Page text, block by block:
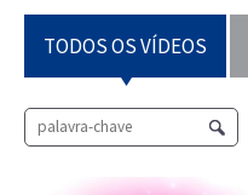
TODOS OS VÍDEOS